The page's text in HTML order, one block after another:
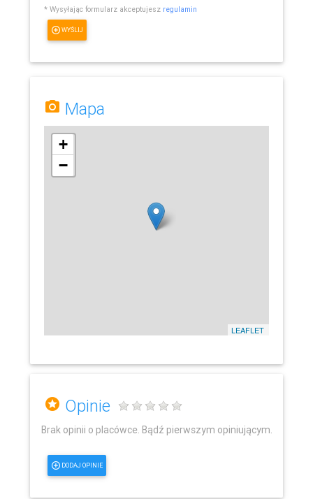
* Wysyłając formularz akceptujesz regulamin
WYŚLIJ
Mapa
+
−
LEAFLET
Opinie
Brak opinii o placówce. Bądź pierwszym opiniującym.
DODAJ OPINIE